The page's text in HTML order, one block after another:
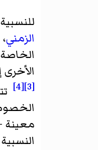
الزمني،
الأخرى
[3]
[4]
معينة